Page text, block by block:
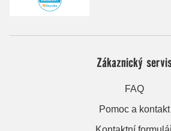
Zákaznický
FAQ
Pomoc a kontakt